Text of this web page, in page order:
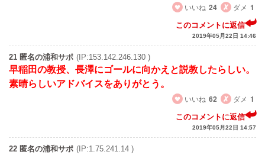
いいね 24 ダメ 1
このコメントに返信
2019年05月22日 14:46
21 匿名の浦和サポ (IP:153.142.246.130 )
早稲田の教授、長澤にゴールに向かえと説教したらしい。
素晴らしいアドバイスをありがとう。
いいね 62 ダメ 1
このコメントに返信
2019年05月22日 14:57
22 匿名の浦和サポ (IP:1.75.241.14 )